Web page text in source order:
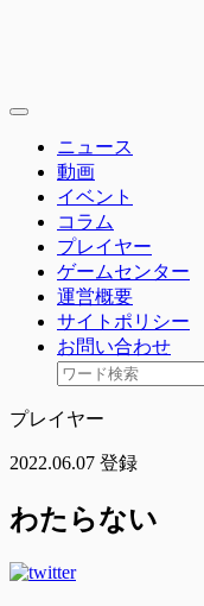
toggle
ニュース
動画
イベント
コラム
プレイヤー
ゲームセンター
運営概要
サイトポリシー
お問い合わせ
プレイヤー
2022.06.07 登録
わたらない